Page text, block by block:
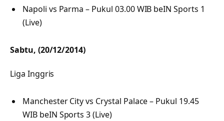
Napoli vs Parma – Pukul 03.00 WIB beIN Sports 1
(Live)
Sabtu, (20/12/2014)
Liga Inggris
Manchester City vs Crystal Palace – Pukul 19.45
WIB beIN Sports 3 (Live)